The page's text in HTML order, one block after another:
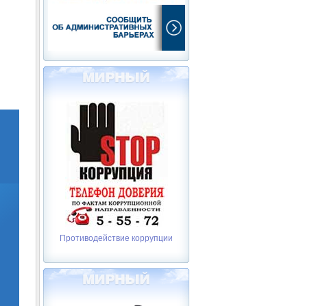
Противодействие коррупции